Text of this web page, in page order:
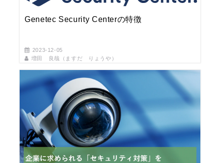
Genetec Security Centerの特徴
2023-12-05
増田 良哉（ますだ りょうや）